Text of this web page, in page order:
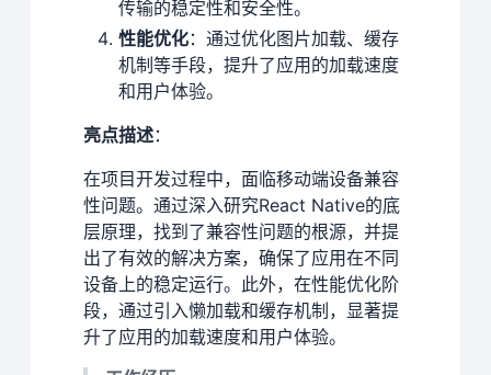
传输的稳定性和安全性。
性能优化：通过优化图片加载、缓存
机制等手段，提升了应用的加载速度
和用户体验。
亮点描述：
在项目开发过程中，面临移动端设备兼容
性问题。通过深入研究React Native的底
层原理，找到了兼容性问题的根源，并提
出了有效的解决方案，确保了应用在不同
设备上的稳定运行。此外，在性能优化阶
段，通过引入懒加载和缓存机制，显著提
升了应用的加载速度和用户体验。